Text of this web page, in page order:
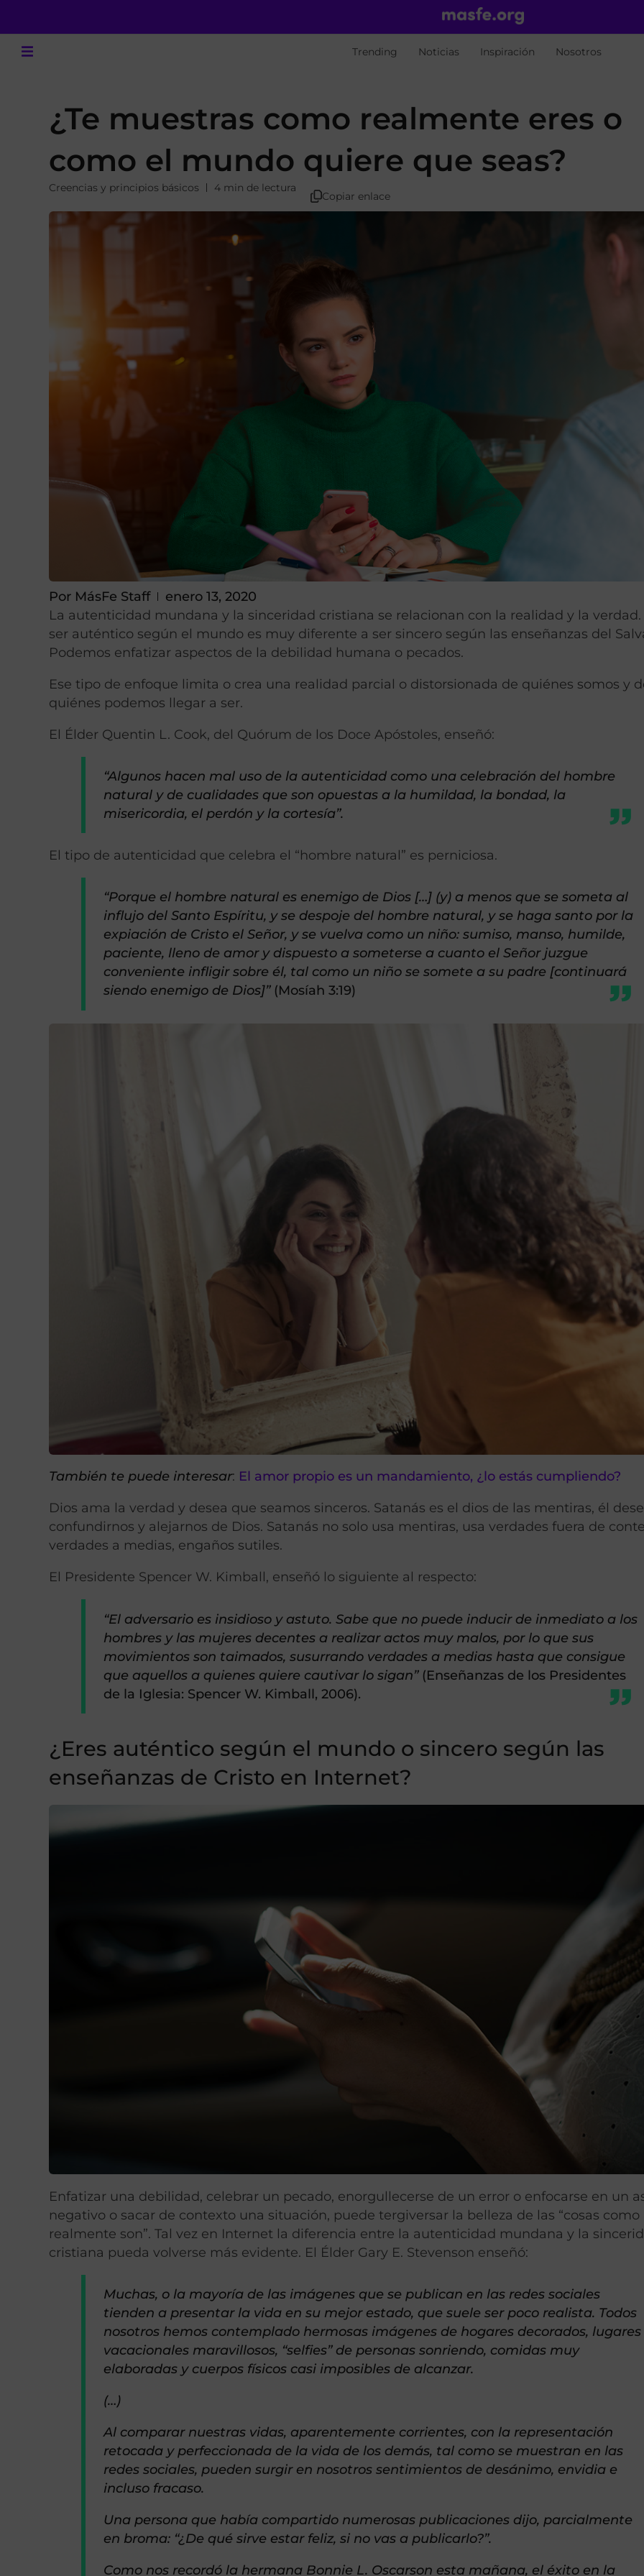
Trending Noticias Inspiración Nosotros
¿Te muestras como realmente eres o
como el mundo quiere que seas?
Creencias y principios básicos 4 min de lectura
Copiar enlace
Por MásFe Staff
enero 13, 2020
La autenticidad mundana y la sinceridad cristiana se relacionan con la realidad y la verdad.
ser auténtico según el mundo es muy diferente a ser sincero según las enseñanzas del
Podemos enfatizar aspectos de la debilidad humana o pecados.
Ese tipo de enfoque limita o crea una realidad parcial o distorsionada de quiénes somos y
quiénes podemos llegar a ser.
El Élder Quentin L. Cook, del Quórum de los Doce Apóstoles, enseñó:
“Algunos hacen mal uso de la autenticidad como una celebración del hombre
natural y de cualidades que son opuestas a la humildad, la bondad, la
misericordia, el perdón y la cortesía”.
El tipo de autenticidad que celebra el “hombre natural” es perniciosa.
“Porque el hombre natural es enemigo de Dios […] (y) a menos que se someta al
influjo del Santo Espíritu, y se despoje del hombre natural, y se haga santo por la
expiación de Cristo el Señor, y se vuelva como un niño: sumiso, manso, humilde,
paciente, lleno de amor y dispuesto a someterse a cuanto el Señor juzgue
conveniente infligir sobre él, tal como un niño se somete a su padre [continuará
siendo enemigo de Dios]” (Mosíah 3:19)
También te puede interesar: El amor propio es un mandamiento, ¿lo estás cumpliendo?
Dios ama la verdad y desea que seamos sinceros. Satanás es el dios de las mentiras, él
confundirnos y alejarnos de Dios. Satanás no solo usa mentiras, usa verdades fuera de
verdades a medias, engaños sutiles.
El Presidente Spencer W. Kimball, enseñó lo siguiente al respecto:
“El adversario es insidioso y astuto. Sabe que no puede inducir de inmediato a los
hombres y las mujeres decentes a realizar actos muy malos, por lo que sus
movimientos son taimados, susurrando verdades a medias hasta que consigue
que aquellos a quienes quiere cautivar lo sigan” (Enseñanzas de los Presidentes
de la Iglesia: Spencer W. Kimball, 2006).
¿Eres auténtico según el mundo o sincero según las
enseñanzas de Cristo en Internet?
Enfatizar una debilidad, celebrar un pecado, enorgullecerse de un error o enfocarse en un
negativo o sacar de contexto una situación, puede tergiversar la belleza de las “cosas como
realmente son”. Tal vez en Internet la diferencia entre la autenticidad mundana y la
cristiana pueda volverse más evidente. El Élder Gary E. Stevenson enseñó:
Muchas, o la mayoría de las imágenes que se publican en las redes sociales
tienden a presentar la vida en su mejor estado, que suele ser poco realista. Todos
nosotros hemos contemplado hermosas imágenes de hogares decorados, lugares
vacacionales maravillosos, “selfies” de personas sonriendo, comidas muy
elaboradas y cuerpos físicos casi imposibles de alcanzar.
(…)
Al comparar nuestras vidas, aparentemente corrientes, con la representación
retocada y perfeccionada de la vida de los demás, tal como se muestran en las
redes sociales, pueden surgir en nosotros sentimientos de desánimo, envidia e
incluso fracaso.
Una persona que había compartido numerosas publicaciones dijo, parcialmente
en broma: “¿De qué sirve estar feliz, si no vas a publicarlo?”.
Como nos recordó la hermana Bonnie L. Oscarson esta mañana, el éxito en la